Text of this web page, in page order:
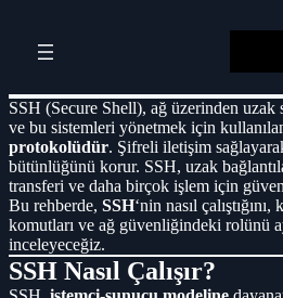
content
SSH (Secure Shell), ağ üzerinden uzak
ve bu sistemleri yönetmek için
protokolüdür. Şifreli iletişim
bütünlüğünü korur. SSH, uzak
transferi ve daha birçok işlem için
Bu rehberde, SSH‘nin nasıl
komutları ve ağ güvenliğindeki rolünü
inceleyeceğiz.
SSH Nasıl Çalışır?